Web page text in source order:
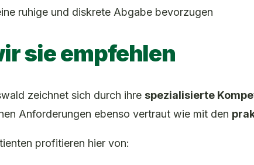
ruhige und diskrete Abgabe bevorzugen
sie empfehlen
zeichnet sich durch ihre spezialisierte
Anforderungen ebenso vertraut wie mit den
profitieren hier von: